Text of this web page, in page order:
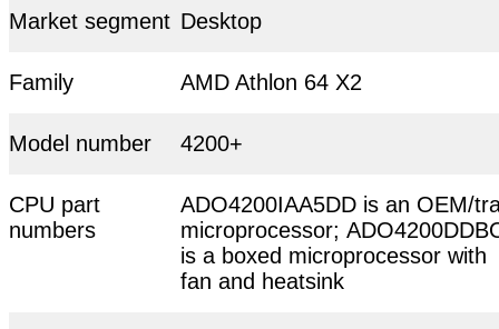
Market segment Desktop
Family AMD Athlon 64 X2
Model number 4200+
CPU part
numbers
ADO4200IAA5DD is an OEM/
microprocessor;
is a boxed microprocessor with
fan and heatsink